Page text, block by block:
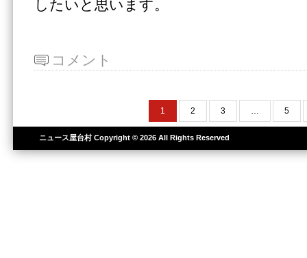
したいと思います。
コメント
1 2 3 … 5
ニュース屋台村Copyright © 2026 All Rights Reserved